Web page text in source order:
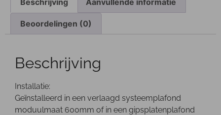
Beschrijving Aanvullende informatie
Beoordelingen (0)
Beschrijving
Installatie:
Geïnstalleerd in een verlaagd systeemplafond
moduulmaat 600mm of in een gipsplatenplafond